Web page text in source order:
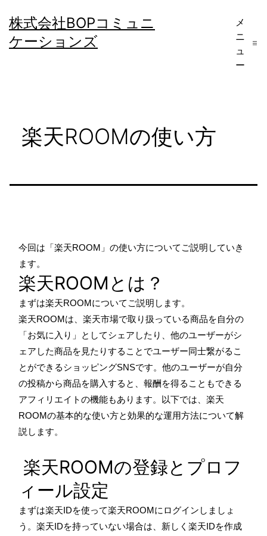
ン
テ
株式会社BOPコミュニ
ケーションズ
メ
ニ
ュ
ー
楽天ROOMの使い方
今回は「楽天ROOM」の使い方についてご説明していき
ます。
楽天ROOMとは？
まずは楽天ROOMについてご説明します。
楽天ROOMは、楽天市場で取り扱っている商品を自分の
「お気に入り」としてシェアしたり、他のユーザーがシ
ェアした商品を見たりすることでユーザー同士繋がるこ
とができるショッピングSNSです。他のユーザーが自分
の投稿から商品を購入すると、報酬を得ることもできる
アフィリエイトの機能もあります。以下では、楽天
ROOMの基本的な使い方と効果的な運用方法について解
説します。
楽天ROOMの登録とプロフ
ィール設定
まずは楽天IDを使って楽天ROOMにログインしましょ
う。楽天IDを持っていない場合は、新しく楽天IDを作成